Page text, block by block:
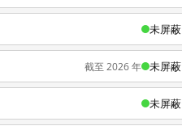
未屏蔽
截至 2026 年 未屏蔽
未屏蔽